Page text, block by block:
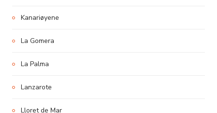
Kanariøyene
La Gomera
La Palma
Lanzarote
Lloret de Mar